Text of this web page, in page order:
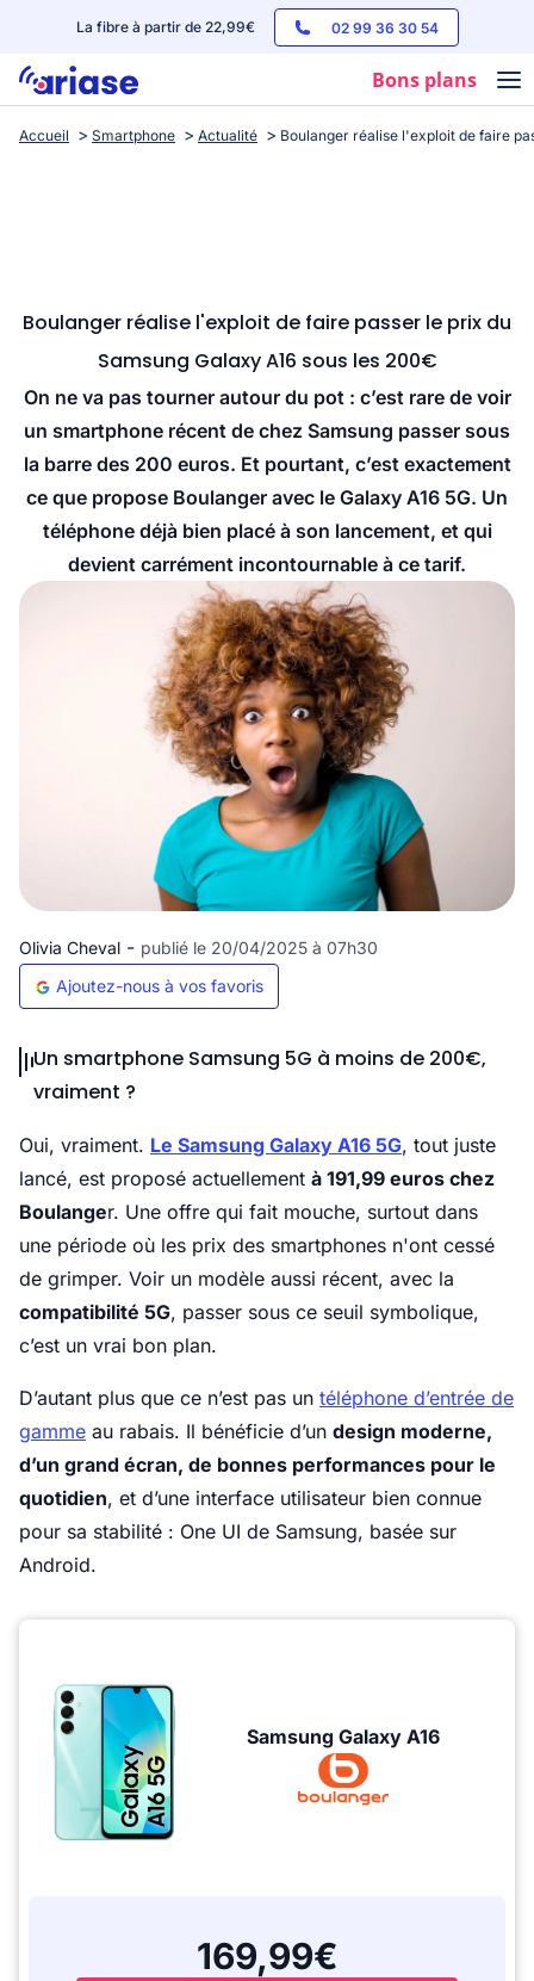
La fibre à partir de 22,99€ 02 99 36 30 54
Bons plans
Box internet
Streaming
Accueil Smartphone Actualité Boulanger réalise l'exploit de faire
Boulanger réalise l'exploit de faire passer le prix du
Samsung Galaxy A16 sous les 200€
On ne va pas tourner autour du pot : c’est rare de voir
un smartphone récent de chez Samsung passer sous
la barre des 200 euros. Et pourtant, c’est exactement
ce que propose Boulanger avec le Galaxy A16 5G. Un
téléphone déjà bien placé à son lancement, et qui
devient carrément incontournable à ce tarif.
Olivia Cheval - publié le 20/04/2025 à 07h30
Ajoutez-nous à vos favoris
Un smartphone Samsung 5G à moins de 200€,
vraiment ?
Oui, vraiment. Le Samsung Galaxy A16 5G, tout juste
lancé, est proposé actuellement à 191,99 euros chez
Boulanger. Une offre qui fait mouche, surtout dans
une période où les prix des smartphones n'ont cessé
de grimper. Voir un modèle aussi récent, avec la
compatibilité 5G, passer sous ce seuil symbolique,
c’est un vrai bon plan.
D’autant plus que ce n’est pas un téléphone d’entrée de
gamme au rabais. Il bénéficie d’un design moderne,
d’un grand écran, de bonnes performances pour le
quotidien, et d’une interface utilisateur bien connue
pour sa stabilité : One UI de Samsung, basée sur
Android.
Samsung Galaxy A16
169,99€